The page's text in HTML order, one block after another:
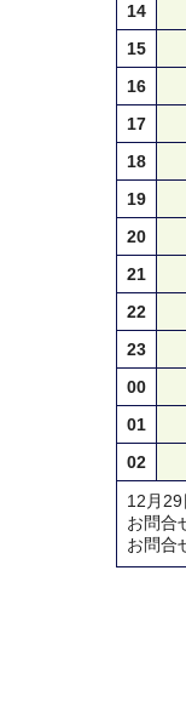
14
15
16
17
18
19
20
21
22
23
00
01
02
12月29
お問合
お問合